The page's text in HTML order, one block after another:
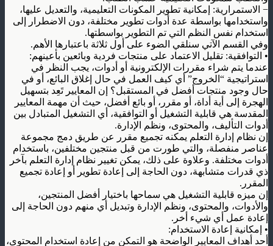
− الاستمرارية: إمكانية تطوير المكونات التعليمية، والتعديل عليها،
واستخدامها بواسطة عدة أدوات تطوير مختلفة، دون الاضطرار إلى
استخدام نفس النظم التي تم التطوير بواسطتها.
وفي القسم الآتي سنلقي الضوء على أول ثلاثة باعتبارها الأهم.
• التوافقية: تقليل الاعتماد على منتجات فردية وبائعين بأعينهم:
عندما يتم شراء مقررات الإلكترونية أو أدوات، يجب النظر في
استراتيجية “الخروج” أي كيف العمل في حال إغلاق البائع، أو في
حال وجود منتجات أفضل في المستقبل؟ إن المعايير تَعِد بتسهيل
الهجرة إلى أية أداة، أو مقرر، أو بائع أفضل، حيث أن مهمة المعايير
المقدسة هي قابلية التشغيل أو التوافقية، أي التشغيل المتبادل بين
أدوات التأليف، والمحتوى، ونظم الإدارة.
إن نظام إدارة التعلم يمكنه تجميع مقرر عن طريق دمج مجموعة
عناصر منفصلة، والتي طورت من قبل منتجين مختلفين، باستخدام
أدوات مختلفة. وعلاوة على ذلك، يمكن تغيير نظام إدارة التعلم بآخر
ذي قدرات متشابهة، دون الحاجة إلى إعادة تطوير أو إعادة تجميع
المقرر .
إن ميزه قابلية التشغيل هي سماحها باختيار أفضل المنتجين،
والأدوات، والمحتوى، ونظم الإدارة وتبديل أي منهم دون الحاجة إلى
إعادة عمل أي شيء أخر .
• إمكانية إعادة الاستخدام:
أحد أهداف المعايير الواضحة هو التمكن من إعادة استخدام المحتوى،